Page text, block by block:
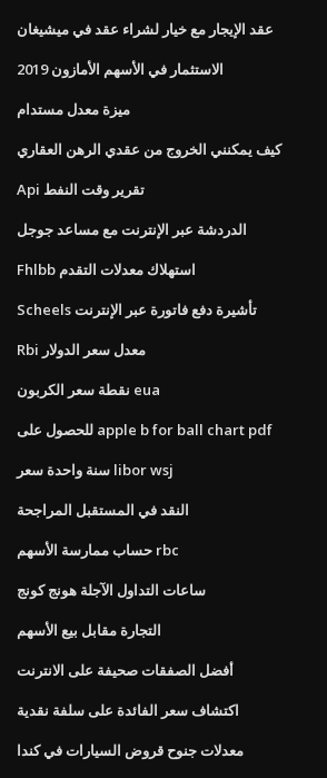
عقد الإيجار مع خيار لشراء عقد في ميشيغان
الاستثمار في الأسهم الأمازون 2019
ميزة معدل مستدام
كيف يمكنني الخروج من عقدي الرهن العقاري
Api تقرير وقت النفط
الدردشة عبر الإنترنت مع مساعد جوجل
Fhlbb استهلاك معدلات التقدم
Scheels تأشيرة دفع فاتورة عبر الإنترنت
Rbi معدل سعر الدولار
نقطة سعر الكربون eua
للحصول على apple b for ball chart pdf
سنة واحدة سعر libor wsj
النقد في المستقبل المراجحة
حساب ممارسة الأسهم rbc
ساعات التداول الآجلة هونج كونج
التجارة مقابل بيع الأسهم
أفضل الصفقات صحيفة على الانترنت
اكتشاف سعر الفائدة على سلفة نقدية
معدلات جنوح قروض السيارات في كندا